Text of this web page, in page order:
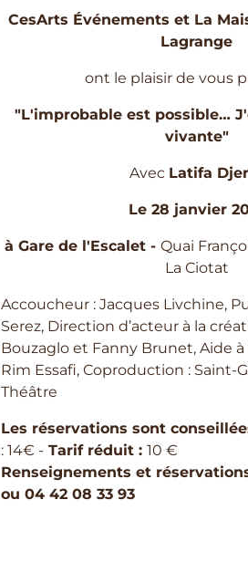
CesArts Événements et La
Lagrange
ont le plaisir de vous
"L'improbable est possible…
vivante"
Avec Latifa
Le 28 janvier
à Gare de l'Escalet -Quai
La Ciotat
Accoucheur : Jacques Livchine,
Serez, Direction d’acteur à la
Bouzaglo et Fanny Brunet, Aide
Rim Essafi, Coproduction : Saint-
Théâtre
Les réservations sont
: 14€ - Tarif réduit :10 €
Renseignements et
ou 04 42 08 33 93